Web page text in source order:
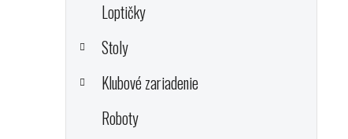
Loptičky
Stoly
Klubové zariadenie
Roboty